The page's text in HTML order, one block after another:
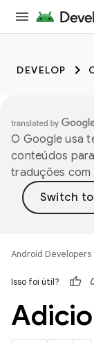
DEVELOP
O Google usa
conteúdos
traduções com
Android Developers
Isso foi útil?